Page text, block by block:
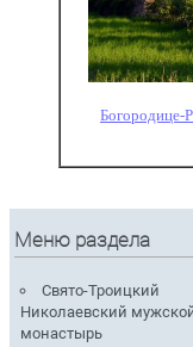
Богородице-
Меню раздела
Свято-Троицкий
Николаевский
монастырь